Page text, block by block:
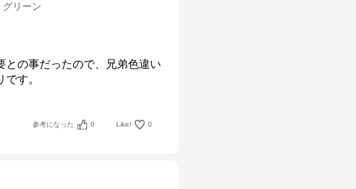
リーン
との事だったので、兄弟色違い
す。
参考になった 0 Like! 0